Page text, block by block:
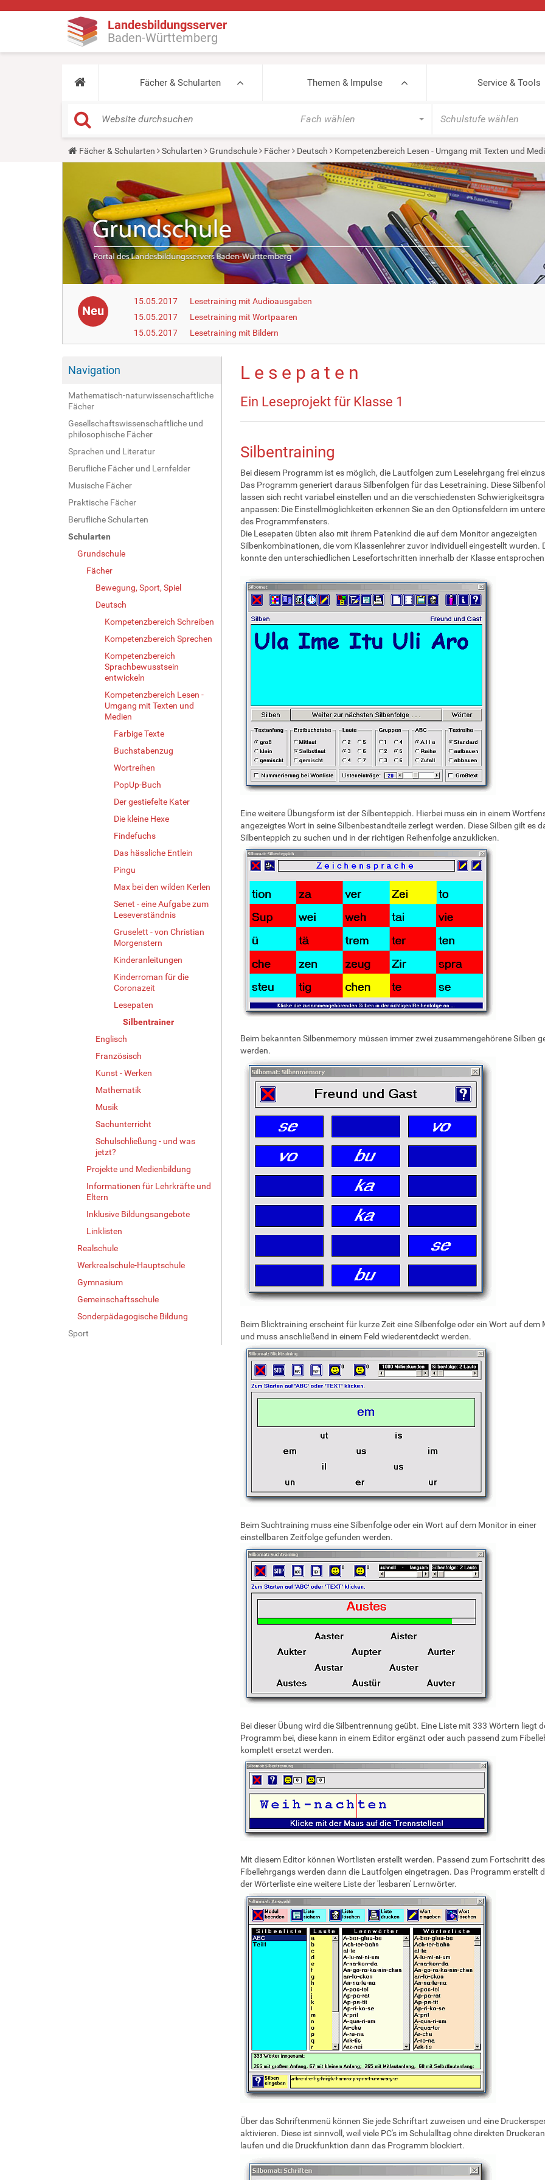
Landesbildungsserver
Baden-Württemberg
Fächer & Schularten Themen & Impulse Service & Tools
Fach wählen Schulstufe wählen
Y
o
e
r
e
Fächer & Schularten Schularten Grundschule Fächer Deutsch Kompetenzbereich Lesen - Umgang mit Texten und
Neu
15.05.2017
Lesetraining mit Audioausgaben
15.05.2017
Lesetraining mit Wortpaaren
15.05.2017
Lesetraining mit Bildern
Navigation
Mathematisch-naturwissenschaftliche
Fächer
Gesellschaftswissenschaftliche und
philosophische Fächer
Sprachen und Literatur
Berufliche Fächer und Lernfelder
Musische Fächer
Praktische Fächer
Berufliche Schularten
Schularten
Grundschule
Fächer
Bewegung, Sport, Spiel
Deutsch
Kompetenzbereich Schreiben
Kompetenzbereich Sprechen
Kompetenzbereich
Sprachbewusstsein
entwickeln
Kompetenzbereich Lesen -
Umgang mit Texten und
Medien
Farbige Texte
Buchstabenzug
Wortreihen
PopUp-Buch
Der gestiefelte Kater
Die kleine Hexe
Findefuchs
Das hässliche Entlein
Pingu
Max bei den wilden Kerlen
Senet - eine Aufgabe zum
Leseverständnis
Gruselett - von Christian
Morgenstern
Kinderanleitungen
Kinderroman für die
Coronazeit
Lesepaten
Silbentrainer
Englisch
Französisch
Kunst - Werken
Mathematik
Musik
Sachunterricht
Schulschließung - und was
jetzt?
Projekte und Medienbildung
Informationen für Lehrkräfte und
Eltern
Inklusive Bildungsangebote
Linklisten
Realschule
Werkrealschule-Hauptschule
Gymnasium
Gemeinschaftsschule
Sonderpädagogische Bildung
Sport
L e s e p a t e n
Ein Leseprojekt für Klasse 1
Silbentraining
Bei diesem Programm ist es möglich, die Lautfolgen zum Leselehrgang frei
Das Programm generiert daraus Silbenfolgen für das Lesetraining. Diese
lassen sich recht variabel einstellen und an die verschiedensten
anpassen: Die Einstellmöglichkeiten erkennen Sie an den Optionsfeldern im
des Programmfensters.
Die Lesepaten übten also mit ihrem Patenkind die auf dem Monitor angezeigten
Silbenkombinationen, die vom Klassenlehrer zuvor individuell eingestellt wurden.
konnte den unterschiedlichen Lesefortschritten innerhalb der Klasse
Eine weitere Übungsform ist der Silbenteppich. Hierbei muss ein in einem
angezeigtes Wort in seine Silbenbestandteile zerlegt werden. Diese Silben gilt es
Silbenteppich zu suchen und in der richtigen Reihenfolge anzuklicken.
Beim bekannten Silbenmemory müssen immer zwei zusammengehörene Silben
werden.
Beim Blicktraining erscheint für kurze Zeit eine Silbenfolge oder ein Wort auf dem
und muss anschließend in einem Feld wiederentdeckt werden.
Beim Suchtraining muss eine Silbenfolge oder ein Wort auf dem Monitor in einer
einstellbaren Zeitfolge gefunden werden.
Bei dieser Übung wird die Silbentrennung geübt. Eine Liste mit 333 Wörtern liegt
Programm bei, diese kann in einem Editor ergänzt oder auch passend zum
komplett ersetzt werden.
Mit diesem Editor können Wortlisten erstellt werden. Passend zum Fortschritt des
Fibellehrgangs werden dann die Lautfolgen eingetragen. Das Programm erstellt
der Wörterliste eine weitere Liste der 'lesbaren' Lernwörter.
Über das Schriftenmenü können Sie jede Schriftart zuweisen und eine
aktivieren. Diese ist sinnvoll, weil viele PC's im Schulalltag ohne direkten
laufen und die Druckfunktion dann das Programm blockiert.